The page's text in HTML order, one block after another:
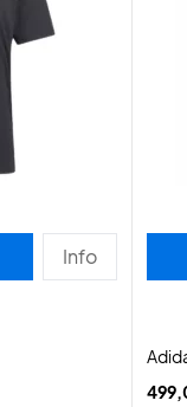
Info